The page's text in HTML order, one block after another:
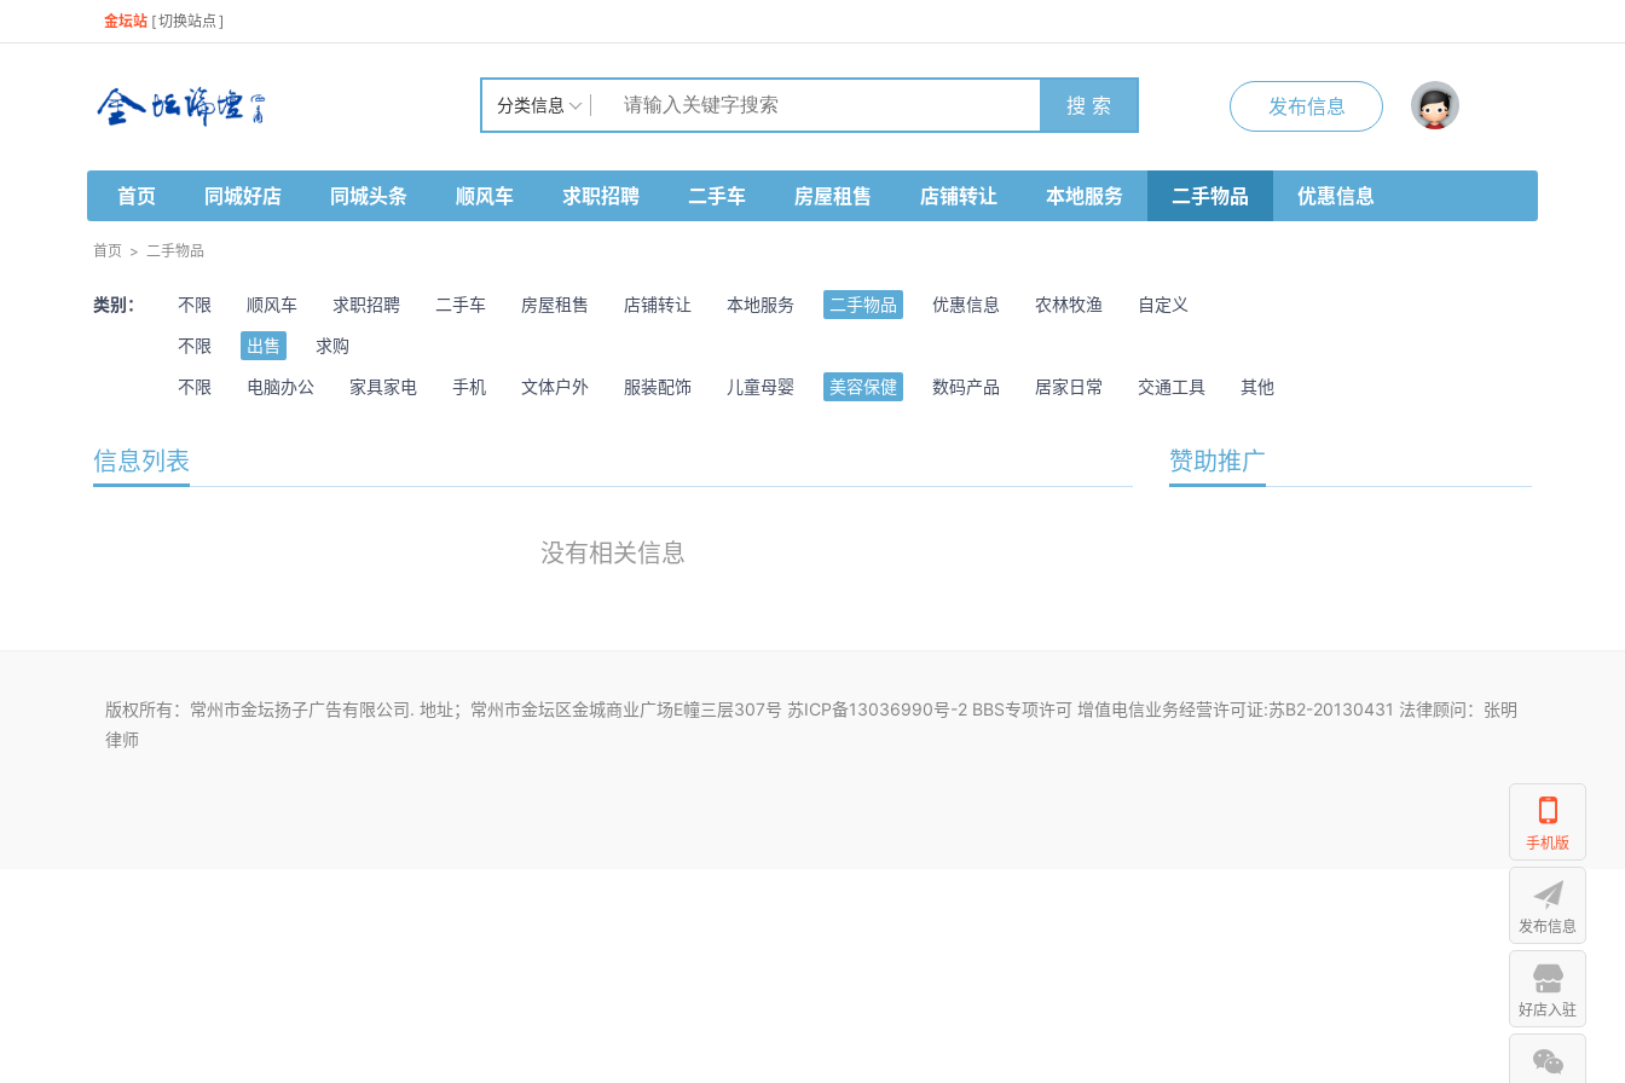
金坛站 [切换站点 ]
分类信息 搜 索 发布信息
首页 同城好店 同城头条 顺风车 求职招聘 二手车 房屋租售 店铺转让 本地服务 二手物品 优惠信息
首页 > 二手物品
类别： 不限 顺风车 求职招聘 二手车 房屋租售 店铺转让 本地服务 二手物品 优惠信息 农林牧渔
自定义
不限
出售
求购
不限
电脑办公 家具家电 手机 文体户外 服装配饰 儿童母婴 美容保健 数码产品 居家日常 交通工具 其他
信息列表
没有相关信息
赞助推广
版权所有：常州市金坛扬子广告有限公司. 地址；常州市金坛区金城商业广场E幢三层307号 苏ICP备13036990号-2 BBS专项许可 增值电信业务经营许可证:苏B2-20130431 法律顾问：张明
律师
手机版
发布信息
好店入驻